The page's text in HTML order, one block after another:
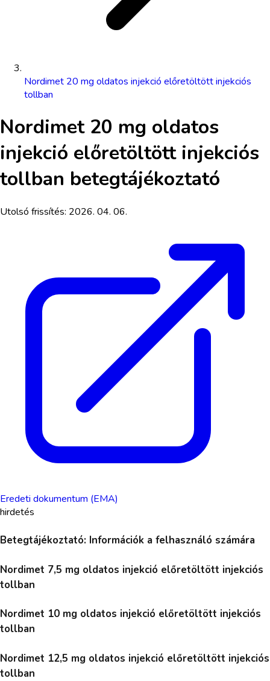
Nordimet 20 mg oldatos injekció előretöltött injekciós
tollban
Nordimet 20 mg oldatos
injekció előretöltött injekciós
tollban betegtájékoztató
Utolsó frissítés: 2026. 04. 06.
Eredeti dokumentum (EMA)
hirdetés
Betegtájékoztató: Információk a felhasználó számára
Nordimet 7,5 mg oldatos injekció előretöltött injekciós
tollban
Nordimet 10 mg oldatos injekció előretöltött injekciós
tollban
Nordimet 12,5 mg oldatos injekció előretöltött injekciós
tollban